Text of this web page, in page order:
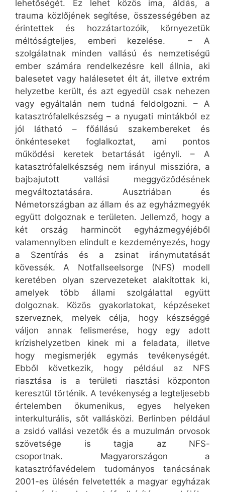
lehetőségét. Ez lehet közös ima, áldás, a
trauma közlőjének segítése, összességében az
érintettek és hozzátartozóik, környezetük
méltóságteljes, emberi kezelése. – A
szolgálatnak minden vallású és nemzetiségű
ember számára rendelkezésre kell állnia, aki
balesetet vagy halálesetet élt át, illetve extrém
helyzetbe került, és azt egyedül csak nehezen
vagy egyáltalán nem tudná feldolgozni. – A
katasztrófalelkészség – a nyugati mintákból ez
jól látható – főállású szakembereket és
önkénteseket foglalkoztat, ami pontos
működési keretek betartását igényli. – A
katasztrófalelkészség nem irányul misszióra, a
bajbajutott vallási meggyőződésének
megváltoztatására. Ausztriában és
Németországban az állam és az egyházmegyék
együtt dolgoznak e területen. Jellemző, hogy a
két ország harmincöt egyházmegyéjéből
valamennyiben elindult e kezdeményezés, hogy
a Szentírás és a zsinat iránymutatását
kövessék. A Notfallseelsorge (NFS) modell
keretében olyan szervezeteket alakítottak ki,
amelyek több állami szolgálattal együtt
dolgoznak. Közös gyakorlatokat, képzéseket
szerveznek, melyek célja, hogy készséggé
váljon annak felismerése, hogy egy adott
krízishelyzetben kinek mi a feladata, illetve
hogy megismerjék egymás tevékenységét.
Ebből következik, hogy például az NFS
riasztása is a területi riasztási központon
keresztül történik. A tevékenység a legteljesebb
értelemben ökumenikus, egyes helyeken
interkulturális, sőt vallásközi. Berlinben például
a zsidó vallási vezetők és a muzulmán orvosok
szövetsége is tagja az NFS-
csoportnak. Magyarországon a
katasztrófavédelem tudományos tanácsának
2001-es ülésén felvetették a magyar egyházak